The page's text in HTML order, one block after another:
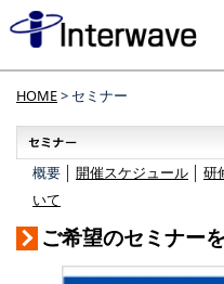
HOME> セミナー
概要 │ 開催スケジュール 研
いて
ご希望のセミナー